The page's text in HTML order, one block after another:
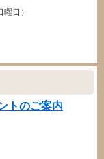
日）
トのご案内